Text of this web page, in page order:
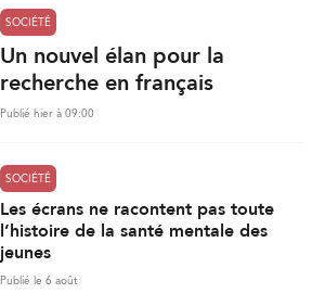
SOCIÉTÉ
Un nouvel élan pour la
recherche en français
Publié hier à 09:00
SOCIÉTÉ
Les écrans ne racontent pas toute
l’histoire de la santé mentale des
jeunes
Publié le 6 août